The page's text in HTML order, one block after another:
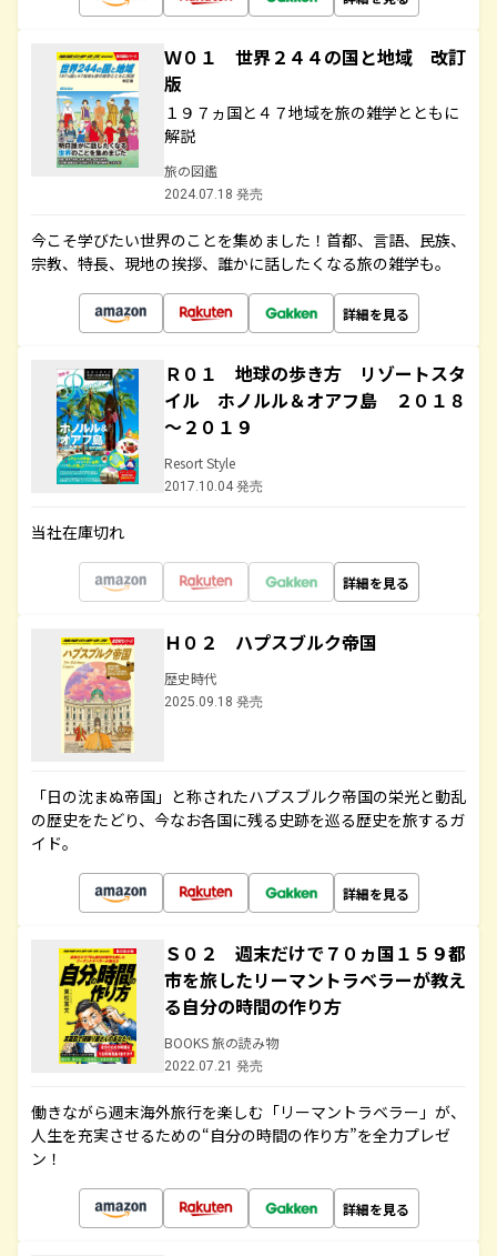
Ｗ０１ 世界２４４の国と地域 改訂
版
１９７ヵ国と４７地域を旅の雑学とともに
解説
旅の図鑑
2024.07.18 発売
今こそ学びたい世界のことを集めました！首都、言語、民族、
宗教、特長、現地の挨拶、誰かに話したくなる旅の雑学も。
詳細を見る
Ｒ０１ 地球の歩き方 リゾートスタ
イル ホノルル＆オアフ島 ２０１８
～２０１９
Resort Style
2017.10.04 発売
当社在庫切れ
詳細を見る
Ｈ０２ ハプスブルク帝国
歴史時代
2025.09.18 発売
「日の沈まぬ帝国」と称されたハプスブルク帝国の栄光と動乱
の歴史をたどり、今なお各国に残る史跡を巡る歴史を旅するガ
イド。
詳細を見る
Ｓ０２ 週末だけで７０ヵ国１５９都
市を旅したリーマントラベラーが教え
る自分の時間の作り方
BOOKS 旅の読み物
2022.07.21 発売
働きながら週末海外旅行を楽しむ「リーマントラベラー」が、
人生を充実させるための“自分の時間の作り方”を全力プレゼ
ン！
詳細を見る